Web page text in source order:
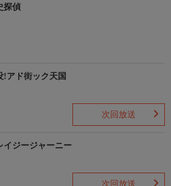
探偵
!アド街ック天国
次回放送
イジージャーニー
次回放送